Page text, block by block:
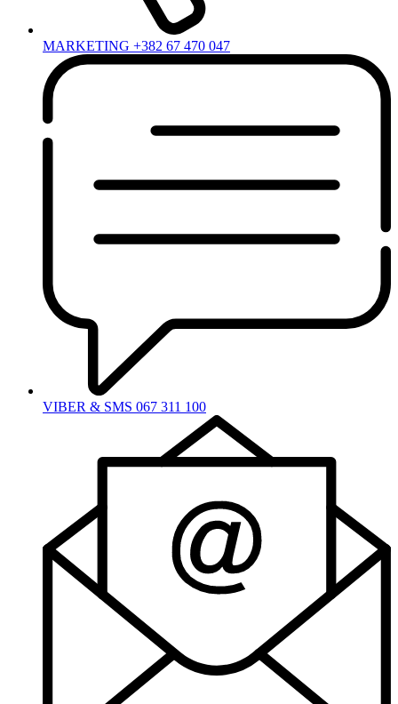
MARKETING +382 67 470 047
VIBER & SMS 067 311 100